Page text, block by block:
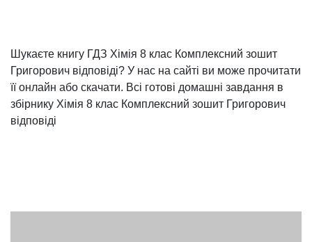
Шукаєте книгу ГДЗ Хімія 8 клас Комплексний зошит
Григорович відповіді? У нас на сайті ви може прочитати
її онлайн або скачати. Всі готові домашні завдання в
збірнику Хімія 8 клас Комплексний зошит Григорович
відповіді